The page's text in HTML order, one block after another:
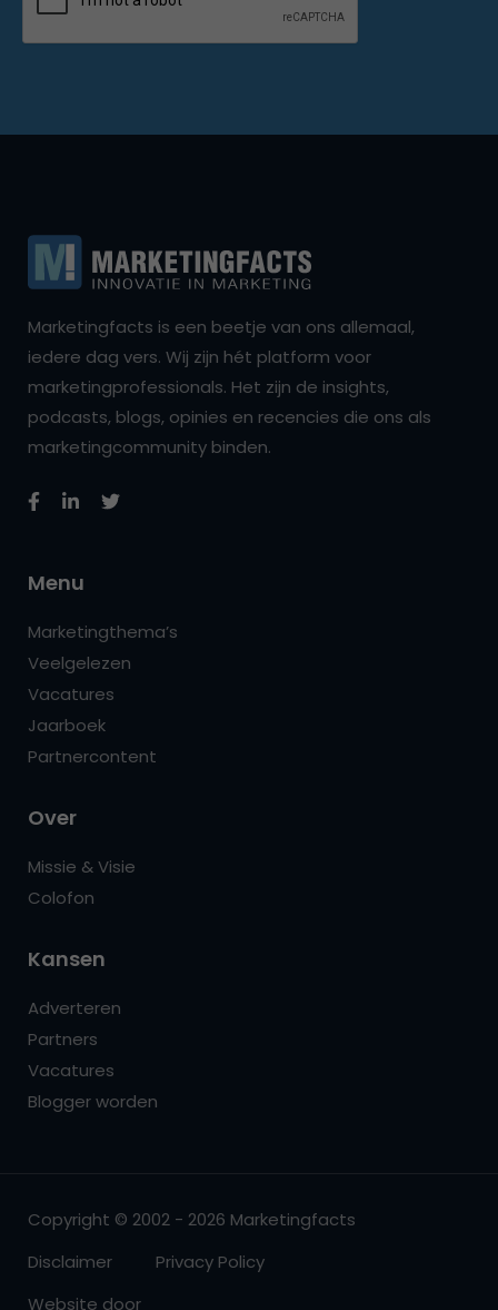
Marketingfacts is een beetje van ons allemaal,
iedere dag vers. Wij zijn hét platform voor
marketingprofessionals. Het zijn de insights,
podcasts, blogs, opinies en recencies die ons als
marketingcommunity binden.
Menu
Marketingthema’s
Veelgelezen
Vacatures
Jaarboek
Partnercontent
Over
Missie & Visie
Colofon
Kansen
Adverteren
Partners
Vacatures
Blogger worden
Copyright © 2002 - 2026 Marketingfacts
Disclaimer
Privacy Policy
Website door